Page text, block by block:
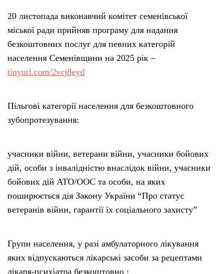
20 листопада виконавчий комітет семенівської
міської ради прийняв програму для надання
безкоштовних послуг для певних категорій
населення Семенівщини на 2025 рік –
tinyurl.com/2vcj8eyd
Пільгові категорії населення для безкоштовного
зубопротезування:
учасники війни, ветерани війни, учасники бойових
дій, особи з інвалідністю внаслідок війни, учасники
бойових дій АТО/ООС та особи, на яких
поширюється дія Закону України “Про статус
ветеранів війни, гарантії їх соціального захисту”
Групи населення, у разі амбулаторного лікування
яких відпускаються лікарські засоби за рецептами
лікаря-психіатра безкоштовно :